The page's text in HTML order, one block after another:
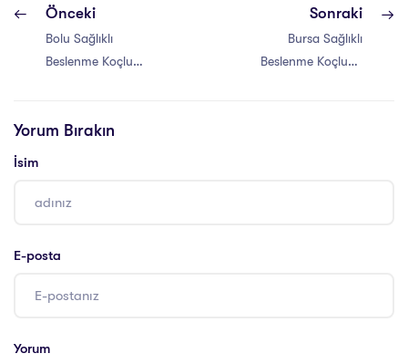
Önceki
Bolu Sağlıklı
Beslenme Koçluğu
Sonraki
Bursa Sağlıklı
Beslenme Koçluğu
Yorum Bırakın
İsim
E-posta
Yorum